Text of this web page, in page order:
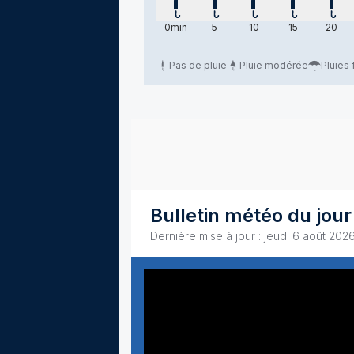
vendredi 7 août 2026
0min vendredi 7 août 2026
5 vendredi 7 août 2026
10 vendredi 7
15 20
Pas de pluie Pluie modérée Pluies
Bulletin météo du jour
Dernière mise à jour : jeudi 6 août